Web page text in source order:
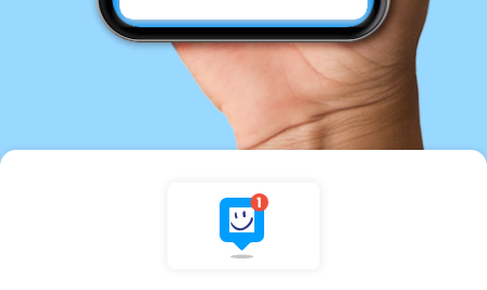
"La Gabiotte"
(Nouveau spectacle)
Départ de Bar le Duc: 95.00 €
Départ de Verdun : 105.00€
(via Void)
Places limitées
INSCRIPTIONS OBLIGATOIRES